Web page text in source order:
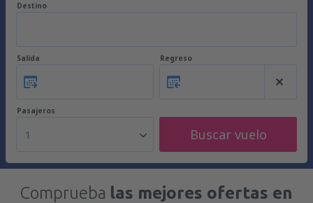
Destino
Salida Regreso
Pasajeros
1 Buscar vuelo
Comprueba las mejores ofertas en